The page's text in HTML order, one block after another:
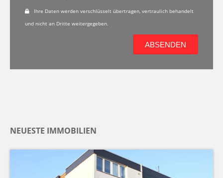
Ihre Daten werden verschlüsselt übertragen, vertraulich behandelt
und nicht an Dritte weitergegeben.
ABSENDEN
NEUESTE IMMOBILIEN